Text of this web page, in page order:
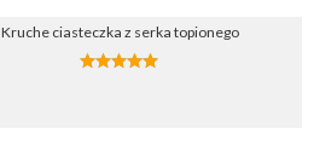
Kruche ciasteczka z serka topionego